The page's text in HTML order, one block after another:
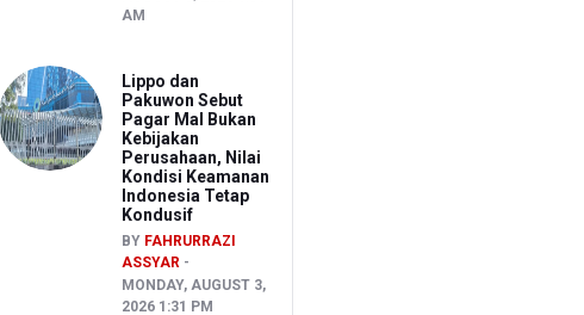
AM
Lippo dan
Pakuwon Sebut
Pagar Mal Bukan
Kebijakan
Perusahaan, Nilai
Kondisi Keamanan
Indonesia Tetap
Kondusif
BY FAHRURRAZI
ASSYAR
MONDAY, AUGUST 3,
2026 1:31 PM